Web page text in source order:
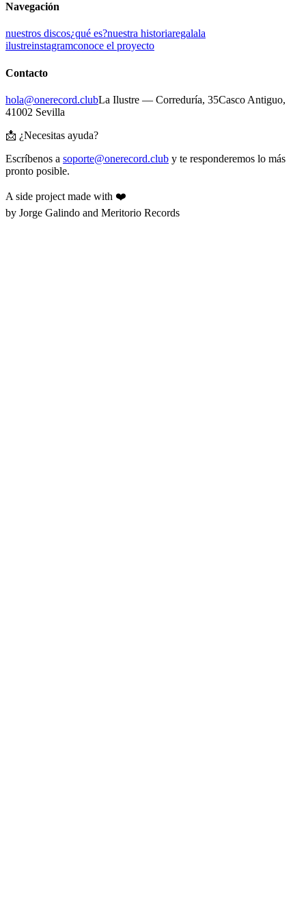
Navegación
nuestros discos¿qué es?nuestra historiaregalala
ilustreinstagramconoce el proyecto
Contacto
hola@onerecord.clubLa Ilustre — Correduría, 35Casco Antiguo,
41002 Sevilla
📩 ¿Necesitas ayuda?
Escríbenos a soporte@onerecord.club y te responderemos lo más
pronto posible.
A side project made with ❤️
by Jorge Galindo and Meritorio Records